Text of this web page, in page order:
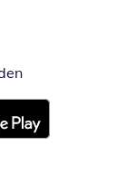
Öffnet in
Fenster